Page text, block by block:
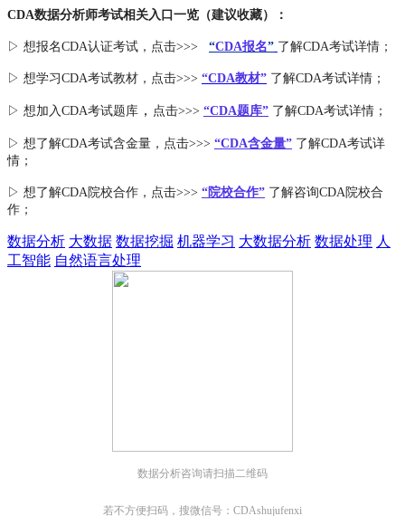
CDA数据分析师考试相关入口一览（建议收藏）：
▷ 想报名CDA认证考试，点击>>> “CDA报名” 了解CDA考试详情；
▷ 想学习CDA考试教材，点击>>> “CDA教材” 了解CDA考试详情；
▷ 想加入 CDA考试题库 ， 点击>>> “CDA题库” 了解CDA考试详情；
▷ 想了解CDA考试含金量 ，点击>>> “CDA含金量” 了解CDA考试详
情；
▷ 想了解CDA 院校合作 ，点击>>> “院校合作” 了解咨询CDA院校合
作；
数据分析 大数据 数据挖掘 机器学习 大数据分析 数据处理 人
工智能 自然语言处理
数据分析咨询请扫描二维码
若不方便扫码，搜微信号：CDAshujufenxi